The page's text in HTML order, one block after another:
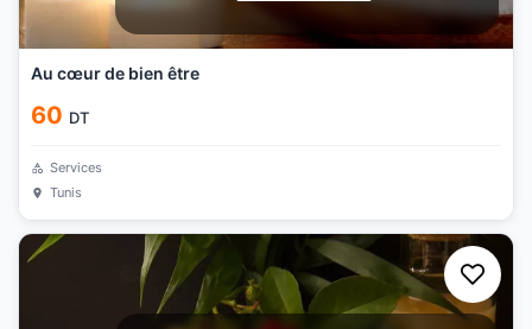
Au cœur de bien être
60 DT
Services
Tunis